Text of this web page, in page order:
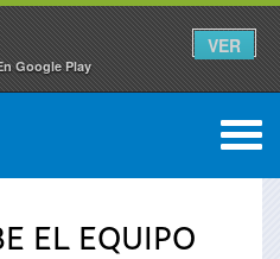
Google Play
VER
0
EL EQUIPO